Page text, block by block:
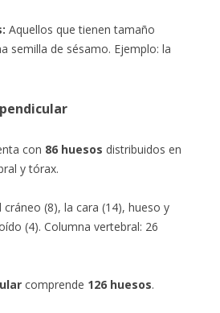
Aquellos que tienen tamaño
semilla de sésamo. Ejemplo: la
con 86 huesos distribuidos en
y tórax.
(8), la cara (14), hueso y
(4). Columna vertebral: 26
comprende 126 huesos.